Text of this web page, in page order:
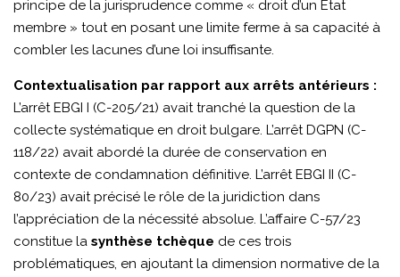
principe de la jurisprudence comme « droit d’un État
membre » tout en posant une limite ferme à sa capacité à
combler les lacunes d’une loi insuffisante.
Contextualisation par rapport aux arrêts antérieurs :
L’arrêt EBGI I (C-205/21) avait tranché la question de la
collecte systématique en droit bulgare. L’arrêt DGPN (C-
118/22) avait abordé la durée de conservation en
contexte de condamnation définitive. L’arrêt EBGI II (C-
80/23) avait précisé le rôle de la juridiction dans
l’appréciation de la nécessité absolue. L’affaire C-57/23
constitue la synthèse tchèque de ces trois
problématiques, en ajoutant la dimension normative de la